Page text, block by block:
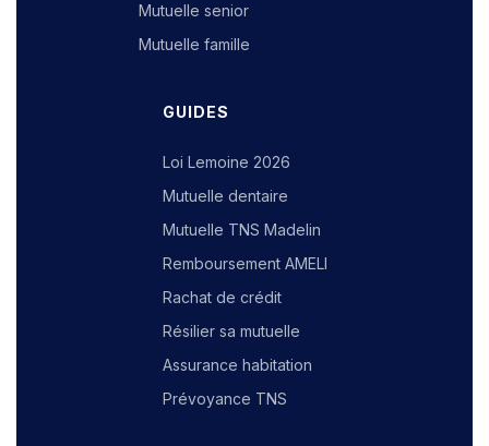
Mutuelle senior
Mutuelle famille
GUIDES
Loi Lemoine 2026
Mutuelle dentaire
Mutuelle TNS Madelin
Remboursement AMELI
Rachat de crédit
Résilier sa mutuelle
Assurance habitation
Prévoyance TNS